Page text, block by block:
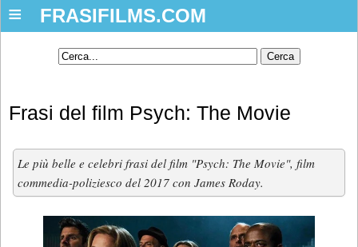
FRASIFILMS.COM
≡
Frasi del film Psych: The Movie
Le più belle e celebri frasi del film "Psych: The Movie", film
commedia-poliziesco del 2017 con James Roday.